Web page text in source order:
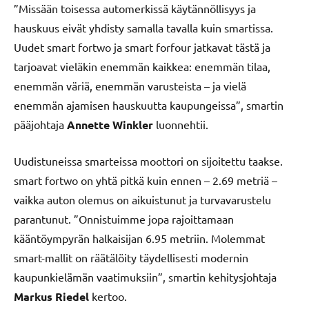
”Missään toisessa automerkissä käytännöllisyys ja
hauskuus eivät yhdisty samalla tavalla kuin smartissa.
Uudet smart fortwo ja smart forfour jatkavat tästä ja
tarjoavat vieläkin enemmän kaikkea: enemmän tilaa,
enemmän väriä, enemmän varusteista – ja vielä
enemmän ajamisen hauskuutta kaupungeissa”, smartin
pääjohtaja Annette Winkler luonnehtii.
Uudistuneissa smarteissa moottori on sijoitettu taakse.
smart fortwo on yhtä pitkä kuin ennen – 2.69 metriä ­–
vaikka auton olemus on aikuistunut ja turvavarustelu
parantunut. ”Onnistuimme jopa rajoittamaan
kääntöympyrän halkaisijan 6.95 metriin. Molemmat
smart-mallit on räätälöity täydellisesti modernin
kaupunkielämän vaatimuksiin”, smartin kehitysjohtaja
Markus Riedel kertoo.